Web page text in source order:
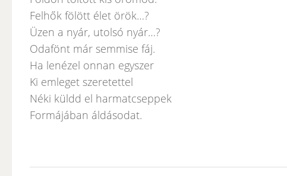
Felhők fölött élet örök…?
Üzen a nyár, utolsó nyár…?
Odafönt már semmise fáj.
Ha lenézel onnan egyszer
Ki emleget szeretettel
Néki küldd el harmatcseppek
Formájában áldásodat.